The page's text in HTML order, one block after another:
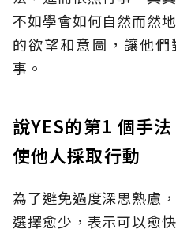
不如學會如何自然而然
的欲望和意圖，讓他
事。
說YES的第1 個手
使他人採取行動
為了避免過度深思熟慮
選擇愈少，表示可以愈